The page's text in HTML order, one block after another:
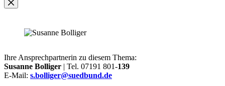
Ihre Ansprechpartnerin zu diesem Thema:
Susanne Bolliger | Tel. 07191 801-139
E-Mail: s.bolliger@suedbund.de